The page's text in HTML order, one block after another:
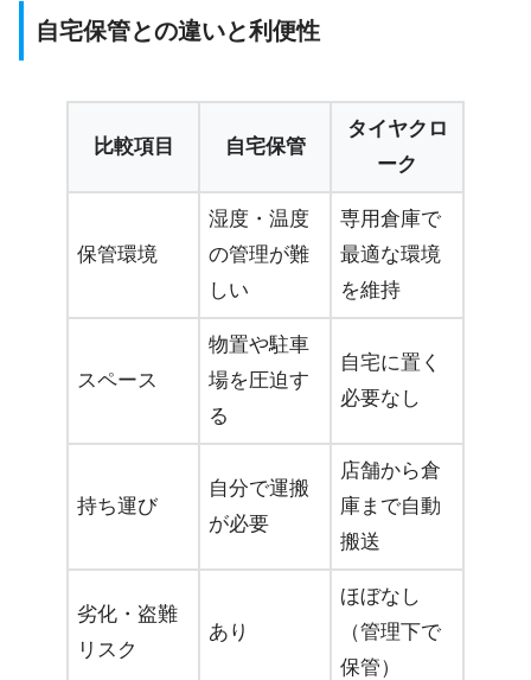
自宅保管との違いと利便性
比較項目 自宅保管
タイヤクロ
ーク
保管環境
湿度・温度
の管理が難
しい
専用倉庫で
最適な環境
を維持
スペース
物置や駐車
場を圧迫す
る
自宅に置く
必要なし
持ち運び
自分で運搬
が必要
店舗から倉
庫まで自動
搬送
劣化・盗難
リスク
あり
ほぼなし
（管理下で
保管）